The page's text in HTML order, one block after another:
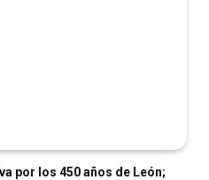
por los 450 años de León;